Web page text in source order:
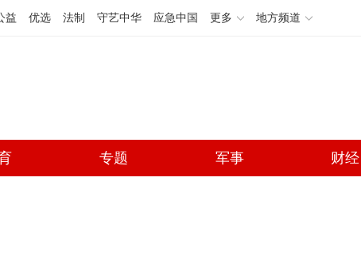
益 优选 法制 守艺中华 应急中国 更多 地方频道
专题 军事 财经